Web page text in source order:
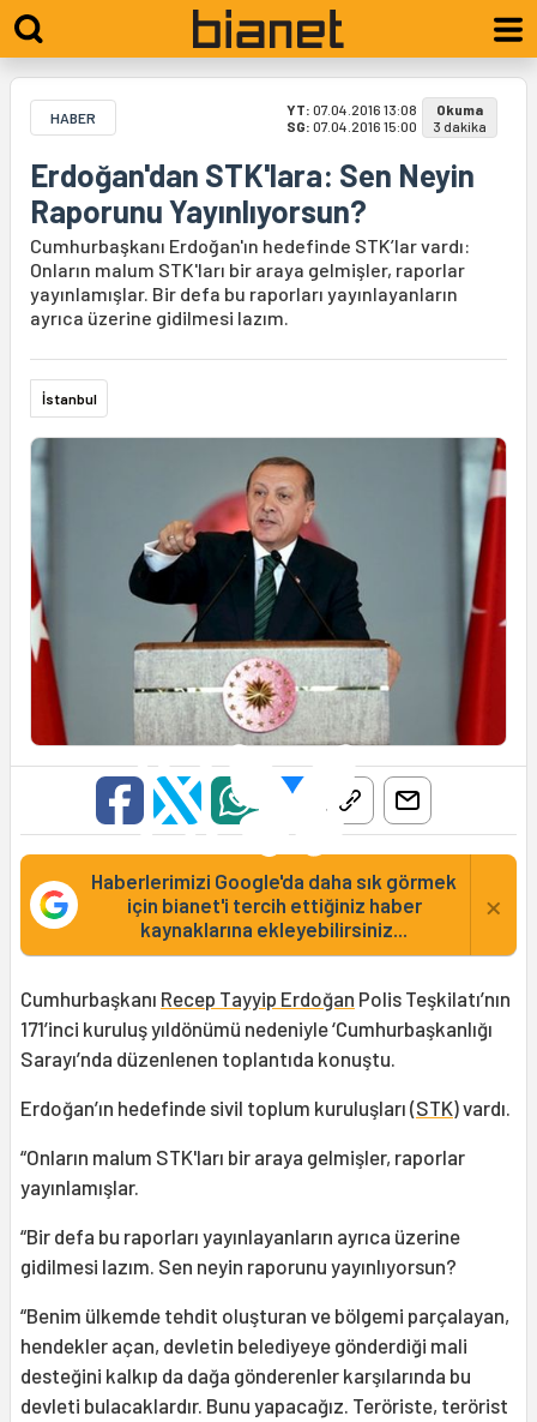
HABER YT: 07.04.2016 13:08
SG: 07.04.2016 15:00
Okuma
3 dakika
Erdoğan'dan STK'lara: Sen Neyin
Raporunu Yayınlıyorsun?
Cumhurbaşkanı Erdoğan'ın hedefinde STK’lar vardı:
Onların malum STK'ları bir araya gelmişler, raporlar
yayınlamışlar. Bir defa bu raporları yayınlayanların
ayrıca üzerine gidilmesi lazım.
İstanbul
Haberlerimizi Google'da daha sık görmek
için bianet'i tercih ettiğiniz haber
kaynaklarına ekleyebilirsiniz...
×
Cumhurbaşkanı Recep Tayyip Erdoğan Polis Teşkilatı’nın
171’inci kuruluş yıldönümü nedeniyle ‘Cumhurbaşkanlığı
Sarayı’nda düzenlenen toplantıda konuştu.
Erdoğan’ın hedefinde sivil toplum kuruluşları (STK) vardı.
“Onların malum STK'ları bir araya gelmişler, raporlar
yayınlamışlar.
“Bir defa bu raporları yayınlayanların ayrıca üzerine
gidilmesi lazım. Sen neyin raporunu yayınlıyorsun?
“Benim ülkemde tehdit oluşturan ve bölgemi parçalayan,
hendekler açan, devletin belediyeye gönderdiği mali
desteğini kalkıp da dağa gönderenler karşılarında bu
devleti bulacaklardır. Bunu yapacağız. Teröriste, terörist